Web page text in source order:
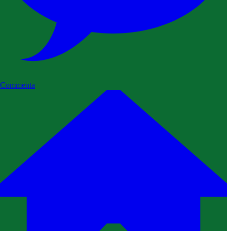
Commenta